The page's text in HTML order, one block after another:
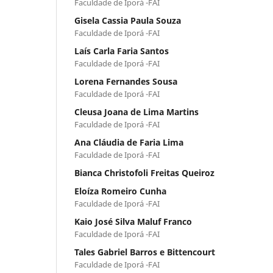
Faculdade de Iporá -FAI
Gisela Cassia Paula Souza
Faculdade de Iporá -FAI
Laís Carla Faria Santos
Faculdade de Iporá -FAI
Lorena Fernandes Sousa
Faculdade de Iporá -FAI
Cleusa Joana de Lima Martins
Faculdade de Iporá -FAI
Ana Cláudia de Faria Lima
Faculdade de Iporá -FAI
Bianca Christofoli Freitas Queiroz
Eloíza Romeiro Cunha
Faculdade de Iporá -FAI
Kaio José Silva Maluf Franco
Faculdade de Iporá -FAI
Tales Gabriel Barros e Bittencourt
Faculdade de Iporá -FAI